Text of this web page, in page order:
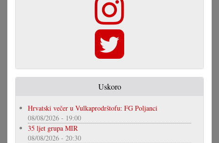
Uskoro
Hrvatski večer u Vulkaprodrštofu: FG Poljanci
08/08/2026 - 19:00
35 ljet grupa MIR
08/08/2026 - 20:30